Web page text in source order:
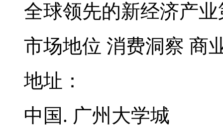
全球领先的新经济产
市场地位 消费洞察 商
地址：
中国. 广州大学城